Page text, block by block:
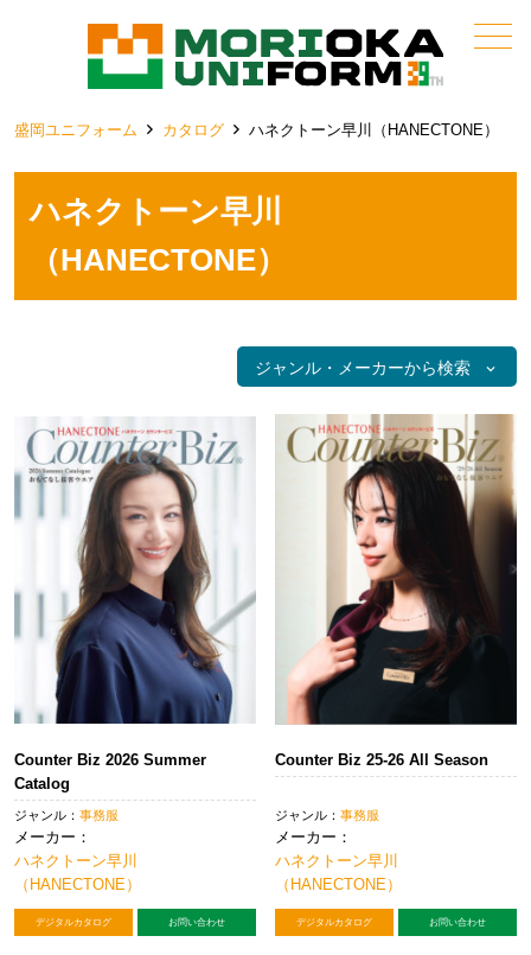
メニュー
盛岡ユニフォーム カタログ ハネクトーン早川（HANECTONE）
ハネクトーン早川
（HANECTONE）
ジャンル・メーカーから検索
Counter Biz 2026 Summer
Catalog
ジャンル： 事務服
メーカー：
ハネクトーン早川
（HANECTONE）
デジタルカタログ お問い合わせ
Counter Biz 25-26 All Season
ジャンル：事務服
メーカー：
ハネクトーン早川
（HANECTONE）
デジタルカタログ お問い合わせ